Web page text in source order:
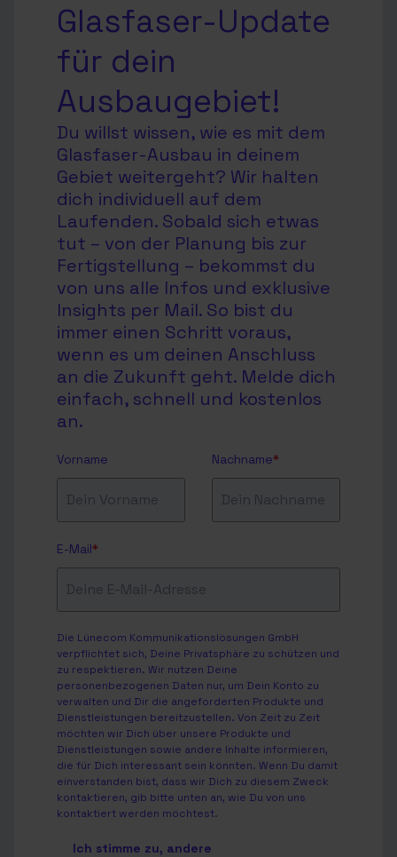
Glasfaser-Update
für dein
Ausbaugebiet!
Du willst wissen, wie es mit dem
Glasfaser-Ausbau in deinem
Gebiet weitergeht? Wir halten
dich individuell auf dem
Laufenden. Sobald sich etwas
tut – von der Planung bis zur
Fertigstellung – bekommst du
von uns alle Infos und exklusive
Insights per Mail. So bist du
immer einen Schritt voraus,
wenn es um deinen Anschluss
an die Zukunft geht. Melde dich
einfach, schnell und kostenlos
an.
Vorname Nachname*
E-Mail*
Die Lünecom Kommunikationslösungen GmbH
verpflichtet sich, Deine Privatsphäre zu schützen und
zu respektieren. Wir nutzen Deine
personenbezogenen Daten nur, um Dein Konto zu
verwalten und Dir die angeforderten Produkte und
Dienstleistungen bereitzustellen. Von Zeit zu Zeit
möchten wir Dich über unsere Produkte und
Dienstleistungen sowie andere Inhalte informieren,
die für Dich interessant sein könnten. Wenn Du damit
einverstanden bist, dass wir Dich zu diesem Zweck
kontaktieren, gib bitte unten an, wie Du von uns
kontaktiert werden möchtest.
Ich stimme zu, andere